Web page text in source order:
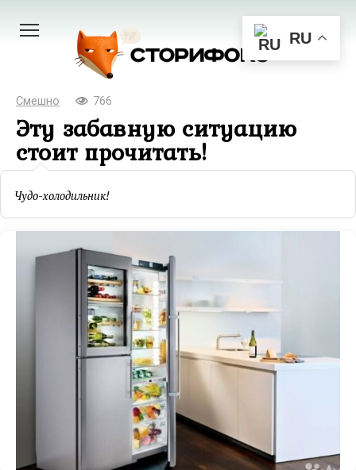
Смешно 766
Эту забавную ситуацию
стоит прочитать!
Чудо-холодильник!
RU